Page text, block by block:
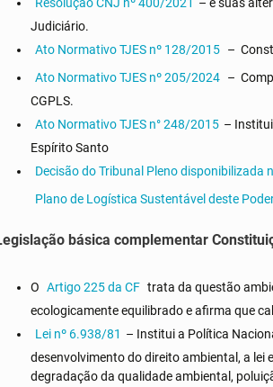
Judiciário.
Ato Normativo TJES nº 128/2015 –
Ato Normativo TJES nº 205/2024 –
CGPLS.
Ato Normativo TJES n° 248/2015 –
Espírito Santo
Decisão do Tribunal Pleno disponibilizada
Plano de Logística Sustentável deste
básica complementar
O Artigo 225 da CF trata da questão
ecologicamente equilibrado e afirma que
Lei nº 6.938/81 – Institui a Política
desenvolvimento do direito ambiental, a lei
degradação da qualidade ambiental,